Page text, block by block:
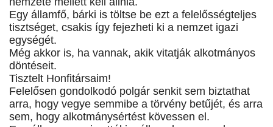
Egy államfő, bárki is töltse be ezt a felelősségteljes
tisztséget, csakis így fejezheti ki a nemzet igazi
egységét.
Még akkor is, ha vannak, akik vitatják alkotmányos
döntéseit.
Tisztelt Honfitársaim!
Felelősen gondolkodó polgár senkit sem biztathat
arra, hogy vegye semmibe a törvény betűjét, és arra
sem, hogy alkotmánysértést kövessen el.